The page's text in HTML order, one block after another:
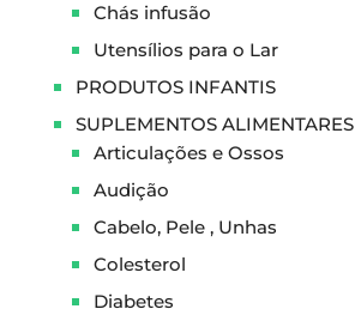
Chás infusão
Utensílios para o Lar
PRODUTOS INFANTIS
SUPLEMENTOS ALIMENTARES
Articulações e Ossos
Audição
Cabelo, Pele , Unhas
Colesterol
Diabetes